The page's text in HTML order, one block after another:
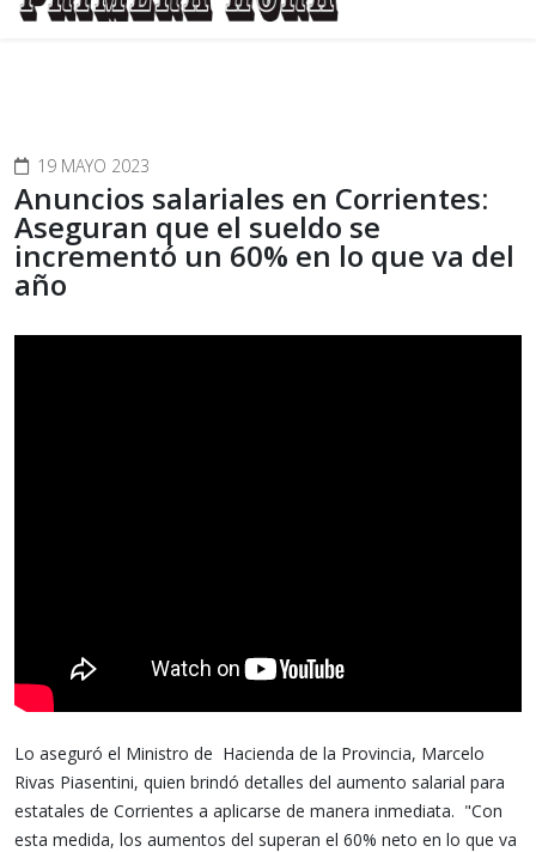
19 MAYO 2023
Anuncios salariales en Corrientes:
Aseguran que el sueldo se
incrementó un 60% en lo que va del
año
Lo aseguró el Ministro de Hacienda de la Provincia, Marcelo
Rivas Piasentini, quien brindó detalles del aumento salarial para
estatales de Corrientes a aplicarse de manera inmediata. "Con
esta medida, los aumentos del superan el 60% neto en lo que va